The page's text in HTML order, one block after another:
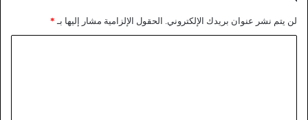
لن يتم نشر عنوان بريدك الإلكتروني. الحقول الإلزامية مشار إليها بـ *